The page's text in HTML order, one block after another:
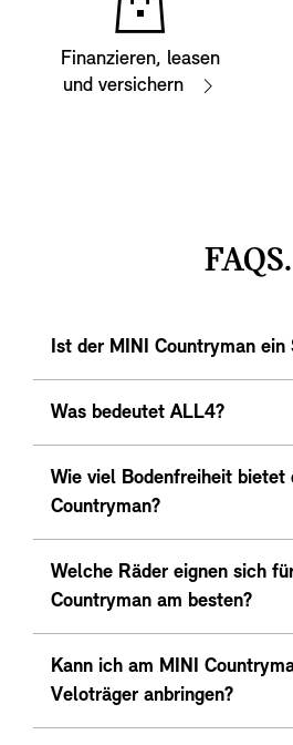
Finanzieren, leasen
und versichern
FAQS.
Ist der MINI Countryman ein
Was bedeutet ALL4?
Wie viel Bodenfreiheit bietet
Countryman?
Welche Räder eignen sich
Countryman am besten?
Kann ich am MINI
Veloträger anbringen?